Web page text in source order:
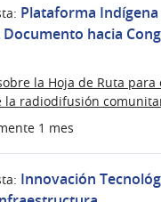
1 mes
Plataforma Indígena
hacia
la Hoja de Ruta para
radiodifusión
Innovación